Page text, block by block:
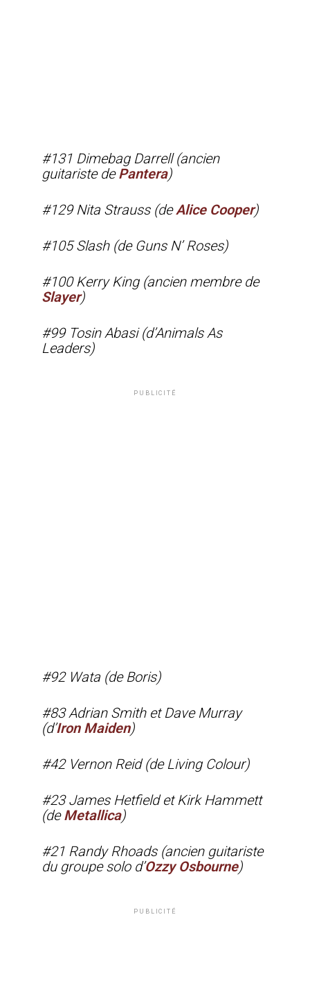
#131 Dimebag Darrell (ancien
guitariste dePantera)
#129 Nita Strauss (deAlice Cooper)
#105 Slash (de Guns N’ Roses)
#100 Kerry King (ancien membre de
Slayer)
#99 Tosin Abasi (d’Animals As
Leaders)
PUBLICITÉ
#92 Wata (de Boris)
#83 Adrian Smith et Dave Murray
(d’Iron Maiden)
#42 Vernon Reid (de Living Colour)
#23 James Hetfield et Kirk Hammett
(deMetallica)
#21 Randy Rhoads (ancien guitariste
du groupe solo d’Ozzy Osbourne)
PUBLICITÉ